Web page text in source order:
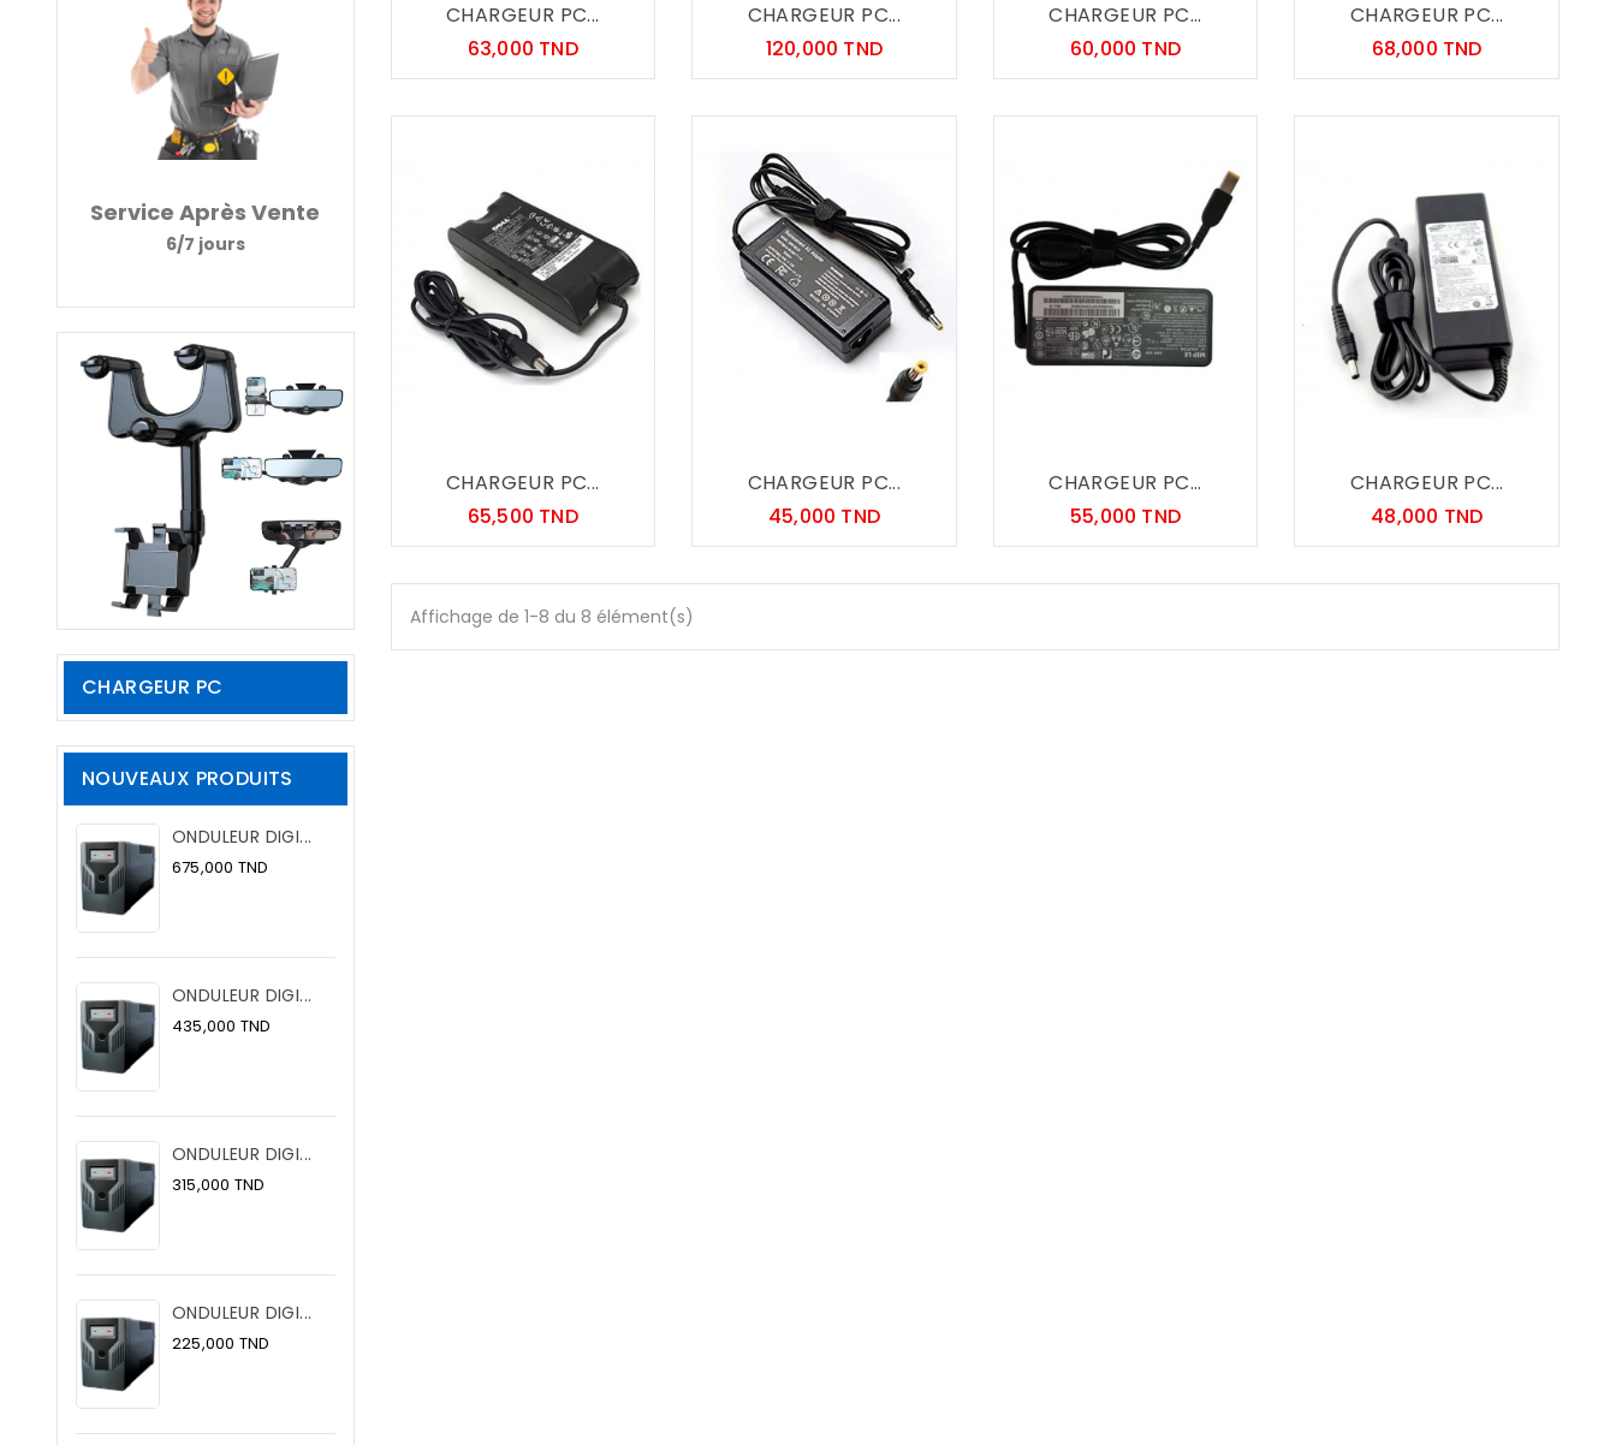
Service Après Vente
6/7 jours
CHARGEUR PC
NOUVEAUX PRODUITS
ONDULEUR DIGI...
675,000 TND
ONDULEUR DIGI...
435,000 TND
ONDULEUR DIGI...
315,000 TND
ONDULEUR DIGI...
225,000 TND
CHARGEUR PC...
63,000 TNDPrix
CHARGEUR PC...
120,000 TNDPrix
CHARGEUR PC...
60,000 TNDPrix
CHARGEUR PC...
68,000 TNDPrix
CHARGEUR PC...
65,500 TNDPrix
CHARGEUR PC...
45,000 TNDPrix
CHARGEUR PC...
55,000 TNDPrix
CHARGEUR PC...
48,000 TNDPrix
Affichage de 1-8 du 8 élément(s)